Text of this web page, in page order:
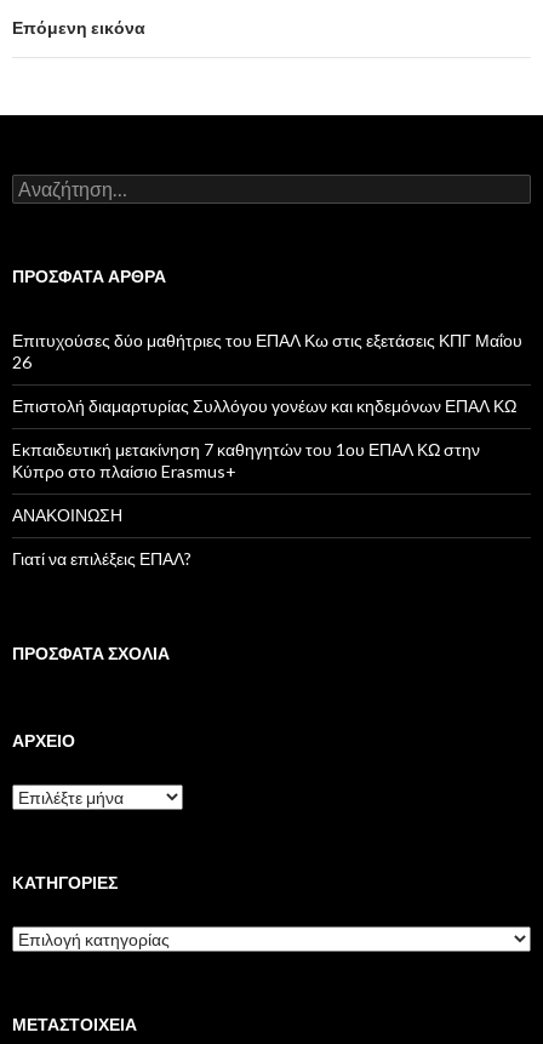
Επόμενη εικόνα
Α
ν
ή
σ
η
γ
ι
α
:
ΠΡΌΣΦΑΤΑ ΆΡΘΡΑ
Επιτυχούσες δύο μαθήτριες του ΕΠΑΛ Κω στις εξετάσεις ΚΠΓ Μαΐου
26
Επιστολή διαμαρτυρίας Συλλόγου γονέων και κηδεμόνων ΕΠΑΛ ΚΩ
Eκπαιδευτική μετακίνηση 7 καθηγητών του 1ου ΕΠΑΛ ΚΩ στην
Κύπρο στο πλαίσιο Erasmus+
ΑΝΑΚΟΙΝΩΣΗ
Γιατί να επιλέξεις ΕΠΑΛ?
ΠΡΌΣΦΑΤΑ ΣΧΌΛΙΑ
ΑΡΧΕΊΟ
Α
ρ
ίKΑΤΗΓΟΡΊΕΣ
K
α
γ
ΜΕΤΑΣΤΟΙΧΕΊΑ